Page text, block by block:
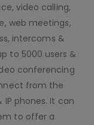
video calling,
web meetings,
intercoms &
to 5000 users &
conferencing
from the
IP phones. It can
to offer a